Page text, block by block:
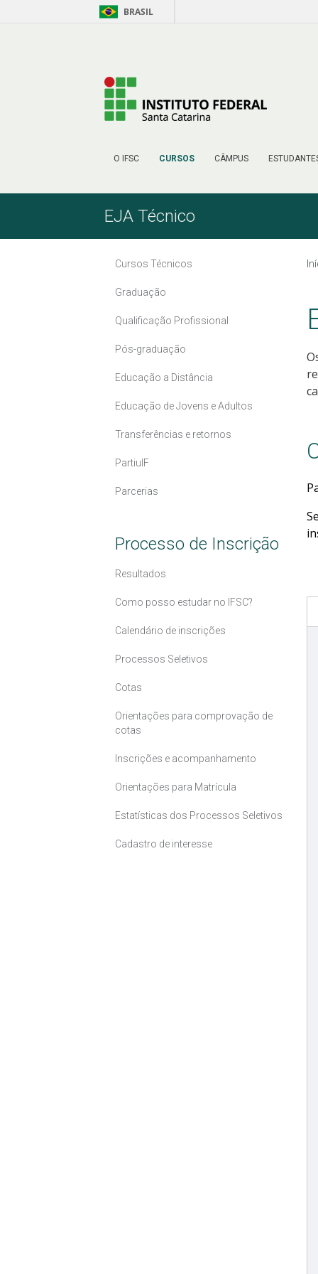
Pular para o Conteúdo BRASIL
O IFSC CURSOS CÂMPUS
EJA Técnico
Cursos Técnicos
Graduação
Qualificação Profissional
Pós-graduação
Educação a Distância
Educação de Jovens e Adultos
Transferências e retornos
PartiuIF
Parcerias
Processo de Inscrição
Resultados
Como posso estudar no IFSC?
Calendário de inscrições
Processos Seletivos
Cotas
Orientações para comprovação de
cotas
Inscrições e acompanhamento
Orientações para Matrícula
Estatísticas dos Processos Seletivos
Cadastro de interesse